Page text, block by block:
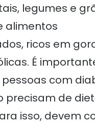
legumes e
alimentos
ricos em
É
com
precisam de
isso, devem